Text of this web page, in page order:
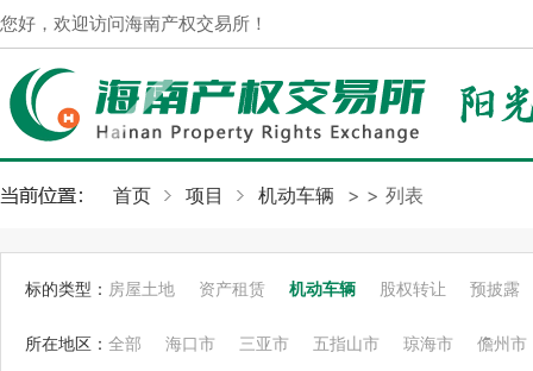
您好，欢迎访问海南产权交易所！
首页 项目 >
机动车辆 > 列表
标的类型： 房屋土地 资产租赁 机动车辆 股权转让 预披露
所在地区： 全部 海口市 三亚市 五指山市 琼海市 儋州市